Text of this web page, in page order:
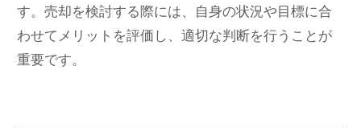
す。売却を検討する際には、自身の状況や目標に合
わせてメリットを評価し、適切な判断を行うことが
重要です。